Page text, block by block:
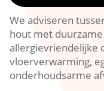
We adviseren
hout met
allergievriendelijke
vloerverwarming,
onderhoudsarme